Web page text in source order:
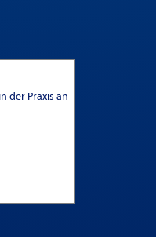
der Praxis an